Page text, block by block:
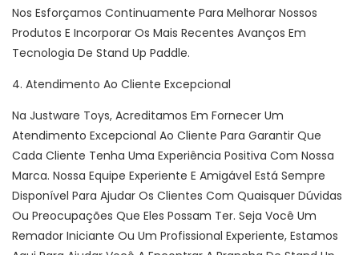
Nos Esforçamos Continuamente Para Melhorar Nossos
Produtos E Incorporar Os Mais Recentes Avanços Em
Tecnologia De Stand Up Paddle.
4. Atendimento Ao Cliente Excepcional
Na Justware Toys, Acreditamos Em Fornecer Um
Atendimento Excepcional Ao Cliente Para Garantir Que
Cada Cliente Tenha Uma Experiência Positiva Com Nossa
Marca. Nossa Equipe Experiente E Amigável Está Sempre
Disponível Para Ajudar Os Clientes Com Quaisquer Dúvidas
Ou Preocupações Que Eles Possam Ter. Seja Você Um
Remador Iniciante Ou Um Profissional Experiente, Estamos